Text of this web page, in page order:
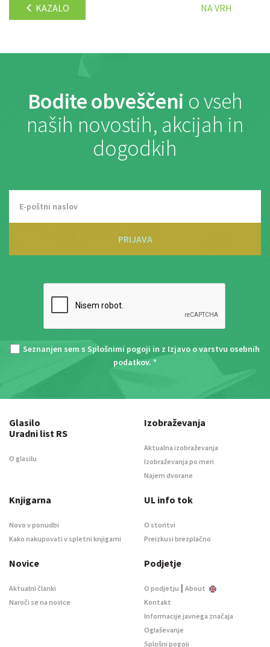
KAZALO NA VRH
Bodite obveščeni o vseh
naših novostih, akcijah in
dogodkih
PRIJAVA
Seznanjen sem s Splošnimi pogoji in z Izjavo o varstvu osebnih
podatkov. *
Glasilo
Uradni list RS
O glasilu
Izobraževanja
Aktualna izobraževanja
Izobraževanja po meri
Najem dvorane
Knjigarna
Novo v ponudbi
Kako nakupovati v spletni knjigarni
UL info tok
O storitvi
Preizkusi brezplačno
Novice
Aktualni članki
Naroči se na novice
Podjetje
O podjetju | About
Kontakt
Informacije javnega značaja
Oglaševanje
Splošni pogoji